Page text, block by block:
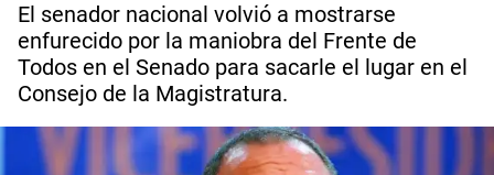
El senador nacional volvió a mostrarse
enfurecido por la maniobra del Frente de
Todos en el Senado para sacarle el lugar en el
Consejo de la Magistratura.